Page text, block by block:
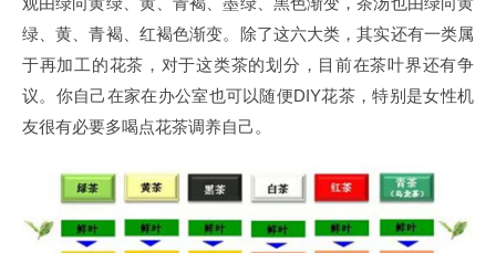
绿、黄、青褐、红褐色渐变。除了这六大类，其实还有一类属
于再加工的花茶，对于这类茶的划分，目前在茶叶界还有争
议。你自己在家在办公室也可以随便DIY花茶，特别是女性机
友很有必要多喝点花茶调养自己。